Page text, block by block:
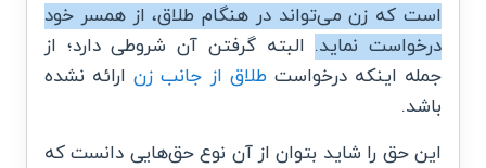
است که زن می‌تواند در هنگام طلاق، از همسر خود
درخواست نماید. البته گرفتن آن شروطی دارد؛ از
جمله اینکه درخواستطلاق از جانب زنارائه نشده
باشد.
این حق را شاید بتوان از آن نوع حق‌هایی دانست که